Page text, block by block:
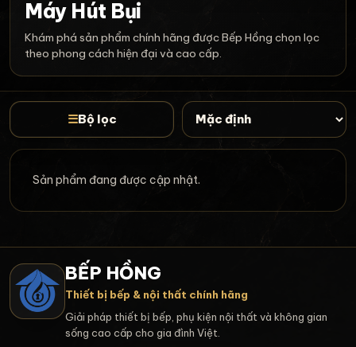
Máy Hút Bụi
Khám phá sản phẩm chính hãng được Bếp Hồng chọn lọc
theo phong cách hiện đại và cao cấp.
☰Bộ lọc
Sản phẩm đang được cập nhật.
BẾP HỒNG
Thiết bị bếp & nội thất chính hãng
Giải pháp thiết bị bếp, phụ kiện nội thất và không gian
sống cao cấp cho gia đình Việt.